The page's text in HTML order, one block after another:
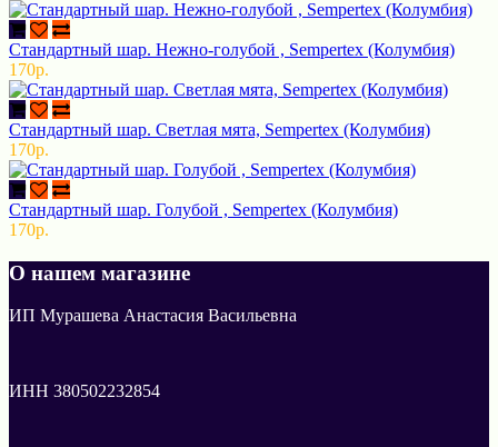
Стандартный шар. Нежно-голубой , Sempertex (Колумбия)
170р.
Стандартный шар. Светлая мята, Sempertex (Колумбия)
170р.
Стандартный шар. Голубой , Sempertex (Колумбия)
170р.
О нашем магазине
ИП Мурашева Анастасия Васильевна
ИНН 380502232854